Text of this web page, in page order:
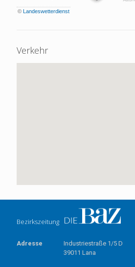
© Landeswetterdienst
Verkehr
Bezirkszeitung
Adresse
Industriestraße 1/5 D
39011 Lana